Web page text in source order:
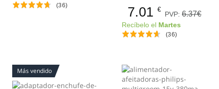
(36) 7.01 €
PVP: 6.37€
Recíbelo el Martes
(36)
Más vendido